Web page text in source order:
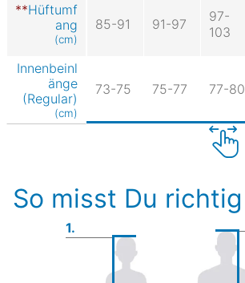
Hüftumf
ang
(cm)
85-91 91-97
97-
103
Innenbeinl
änge
(Regular)
(cm)
73-75 75-77 77-80
So misst Du richtig
1.